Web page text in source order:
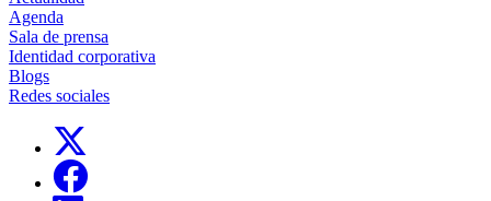
Agenda
Sala de prensa
Identidad corporativa
Blogs
Redes sociales
Links, Opens in this window